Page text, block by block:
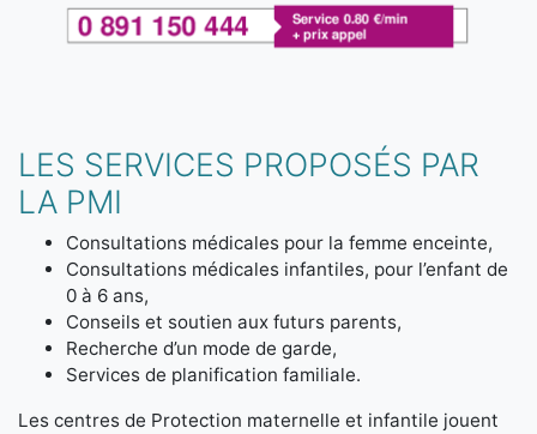
LES SERVICES PROPOSÉS PAR
LA PMI
Consultations médicales pour la femme enceinte,
Consultations médicales infantiles, pour l’enfant de
0 à 6 ans,
Conseils et soutien aux futurs parents,
Recherche d’un mode de garde,
Services de planification familiale.
Les centres de Protection maternelle et infantile jouent